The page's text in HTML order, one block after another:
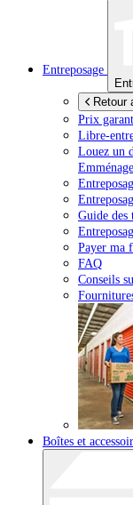
Entreposage
Retour
Prix
Libre-
Louez un
Guide des
Payer ma
FAQ
Conseils
Boîtes et